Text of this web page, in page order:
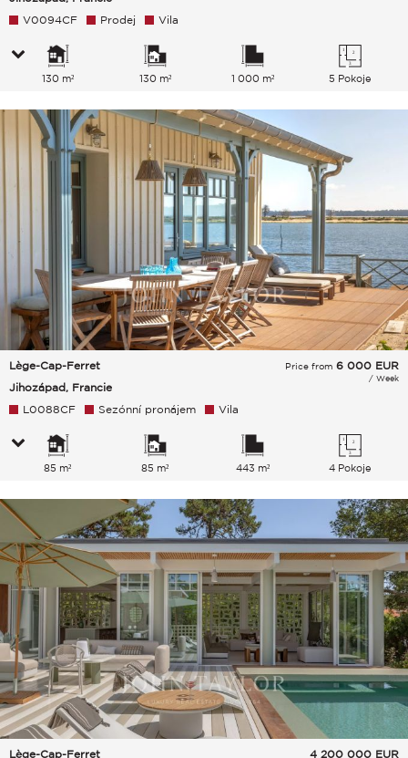
V0094CF Prodej Vila
130 m² 130 m² 1 000 m² 5 Pokoje
Lège-Cap-Ferret
Jihozápad, Francie
Price from 6 000 EUR
/ Week
L0088CF Sezónní pronájem Vila
85 m² 85 m² 443 m² 4 Pokoje
Lège-Cap-Ferret
4 200 000 EUR